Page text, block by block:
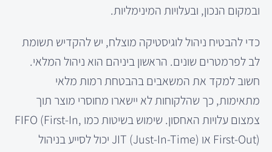
ובמקום הנכון, ובעלויות המינימליות.
כדי להבטיח ניהול לוגיסטיקה מוצלח, יש להקדיש תשומת
לב לפרמטרים שונים. הראשון ביניהם הוא ניהול המלאי.
חשוב למקד את המשאבים בהבטחת רמות מלאי
מתאימות, כך שהלקוחות לא יישארו מחוסרי מוצר תוך
צמצום עלויות האחסון. שימוש בשיטות כמו FIFO (First-In,
First-Out) או JIT (Just-In-Time) יכול לסייע בניהול